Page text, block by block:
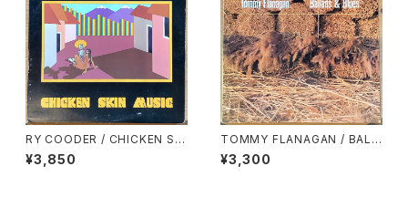
RY COODER / CHICKEN SKI
N MUSIC
¥3,850
TOMMY FLANAGAN / BALL
ADS & BLUES
¥3,300